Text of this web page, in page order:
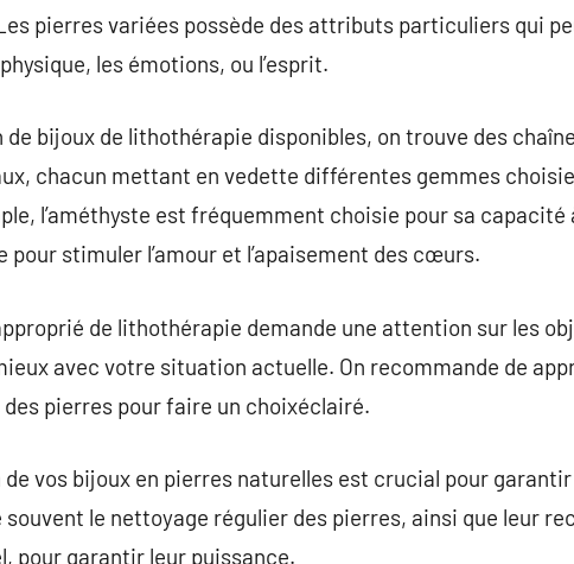
pierres variées possède des attributs particuliers qui
les émotions, ou l’esprit.
de bijoux de lithothérapie disponibles, on trouve des
chacun mettant en vedette différentes gemmes
l’améthyste est fréquemment choisie pour sa capacité
pour stimuler l’amour et l’apaisement des cœurs.
de lithothérapie demande une attention sur les
avec votre situation actuelle. On recommande de
pierres pour faire un choixéclairé.
vos bijoux en pierres naturelles est crucial pour
le nettoyage régulier des pierres, ainsi que leur
pour garantir leur puissance.